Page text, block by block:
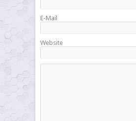
E-Mail
Website